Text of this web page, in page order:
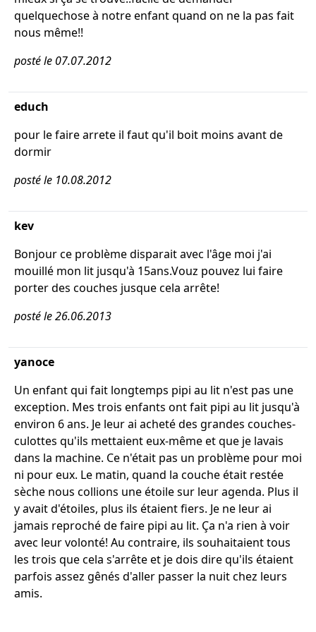
quelquechose à notre enfant quand on ne la pas fait
nous même!!
posté le 07.07.2012
educh
pour le faire arrete il faut qu'il boit moins avant de
dormir
posté le 10.08.2012
kev
Bonjour ce problème disparait avec l'âge moi j'ai
mouillé mon lit jusqu'à 15ans.Vouz pouvez lui faire
porter des couches jusque cela arrête!
posté le 26.06.2013
yanoce
Un enfant qui fait longtemps pipi au lit n'est pas une
exception. Mes trois enfants ont fait pipi au lit jusqu'à
environ 6 ans. Je leur ai acheté des grandes couches-
culottes qu'ils mettaient eux-même et que je lavais
dans la machine. Ce n'était pas un problème pour moi
ni pour eux. Le matin, quand la couche était restée
sèche nous collions une étoile sur leur agenda. Plus il
y avait d'étoiles, plus ils étaient fiers. Je ne leur ai
jamais reproché de faire pipi au lit. Ça n'a rien à voir
avec leur volonté! Au contraire, ils souhaitaient tous
les trois que cela s'arrête et je dois dire qu'ils étaient
parfois assez gênés d'aller passer la nuit chez leurs
amis.